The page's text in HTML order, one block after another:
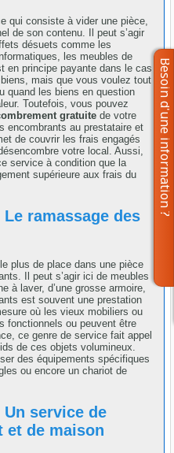
qui consiste à vider une pièce,
de son contenu. Il peut s’agir
désuets comme les
les meubles de
en principe payante dans le cas
mais que vous voulez tout
quand les biens en question
Toutefois, vous pouvez
gratuite de votre
encombrants au prestataire et
de couvrir les frais engagés
votre local. Aussi,
service à condition que la
supérieure aux frais du
ramassage des
plus de place dans une pièce
Il peut s’agir ici de meubles
à laver, d’une grosse armoire,
est souvent une prestation
où les vieux mobiliers ou
fonctionnels ou peuvent être
ce genre de service fait appel
de ces objets volumineux.
des équipements spécifiques
ou encore un chariot de
service de
et de maison